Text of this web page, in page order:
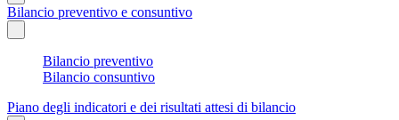
Bilancio preventivo e consuntivo
Bilancio preventivo
Bilancio consuntivo
Piano degli indicatori e dei risultati attesi di bilancio